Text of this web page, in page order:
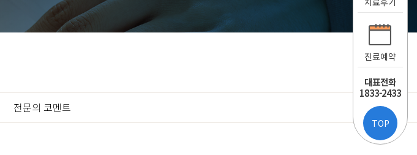
전문의 코멘트
진료예약
대표전화
1833-2433
TOP